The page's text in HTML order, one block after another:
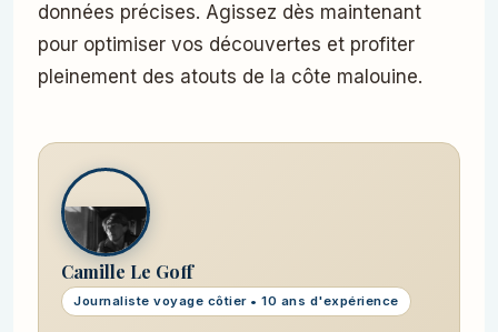
données précises. Agissez dès maintenant
pour optimiser vos découvertes et profiter
pleinement des atouts de la côte malouine.
Camille Le Goff
Journaliste voyage côtier • 10 ans d'expérience